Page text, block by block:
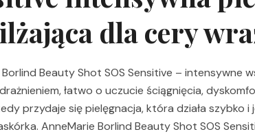
dla cery
Beauty Shot SOS Sensitive – intensywne
łatwo o uczucie ściągnięcia,
przydaje się pielęgnacja, która działa szybko
AnneMarie Borlind Beauty Shot SOS